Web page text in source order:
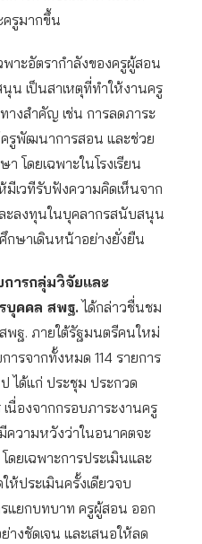
ครูมากขึ้น
าะอัตรากำลังของครูผู้สอน
น เป็นสาเหตุที่ทำให้งานครู
งสำคัญ เช่น การลดภาระ
ครูพัฒนาการสอน และช่วย
โดยเฉพาะในโรงเรียน
มีเวทีรับฟังความคิดเห็นจาก
ะลงทุนในบุคลากรสนับสนุน
กษาเดินหน้าอย่างยั่งยืน
ารกลุ่มวิจัยและ
บุคคล สพฐ.ได้กล่าวชื่นชม
พฐ. ภายใต้รัฐมนตรีคนใหม่
ารจากทั้งหมด 114 รายการ
ได้แก่ ประชุม ประกวด
นื่องจากกรอบภาระงานครู
ความหวังว่าในอนาคตจะ
ดยเฉพาะการประเมินและ
ห้ประเมินครั้งเดียวจบ
แยกบทบาท ครูผู้สอน ออก
งชัดเจน และเสนอให้ลด